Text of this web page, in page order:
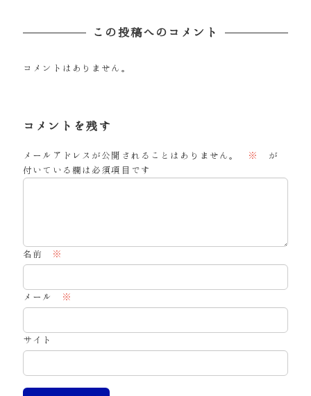
この投稿へのコメント
コメントはありません。
コメントを残す
メールアドレスが公開されることはありません。 ※
が
付いている欄は必須項目です
名前 ※
メール ※
サイト